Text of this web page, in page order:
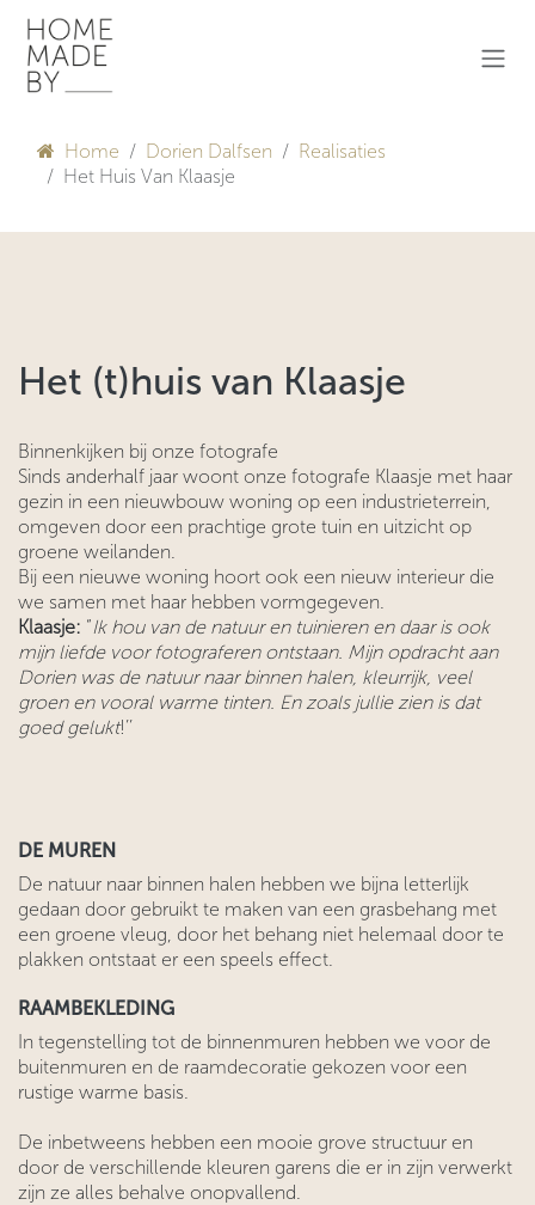
Overslaan naar inhoud
Home Dorien Dalfsen
Realisaties
Het Huis Van Klaasje
Het (t)huis van Klaasje
Binnenkijken bij onze fotografe
Sinds anderhalf jaar woont onze fotografe Klaasje met haar
gezin in een nieuwbouw woning op een industrieterrein,
omgeven door een prachtige grote tuin en uitzicht op
groene weilanden.
Bij een nieuwe woning hoort ook een nieuw interieur die
we samen met haar hebben vormgegeven.
Klaasje: “Ik hou van de natuur en tuinieren en daar is ook
mijn liefde voor fotograferen ontstaan. Mijn opdracht aan
Dorien was de natuur naar binnen halen, kleurrijk, veel
groen en vooral warme tinten. En zoals jullie zien is dat
goed gelukt!’’
DE MUREN
De natuur naar binnen halen hebben we bijna letterlijk
gedaan door gebruikt te maken van een grasbehang met
een groene vleug, door het behang niet helemaal door te
plakken ontstaat er een speels effect.
RAAMBEKLEDING
In tegenstelling tot de binnenmuren hebben we voor de
buitenmuren en de raamdecoratie gekozen voor een
rustige warme basis.
De inbetweens hebben een mooie grove structuur en
door de verschillende kleuren garens die er in zijn verwerkt
zijn ze alles behalve onopvallend.